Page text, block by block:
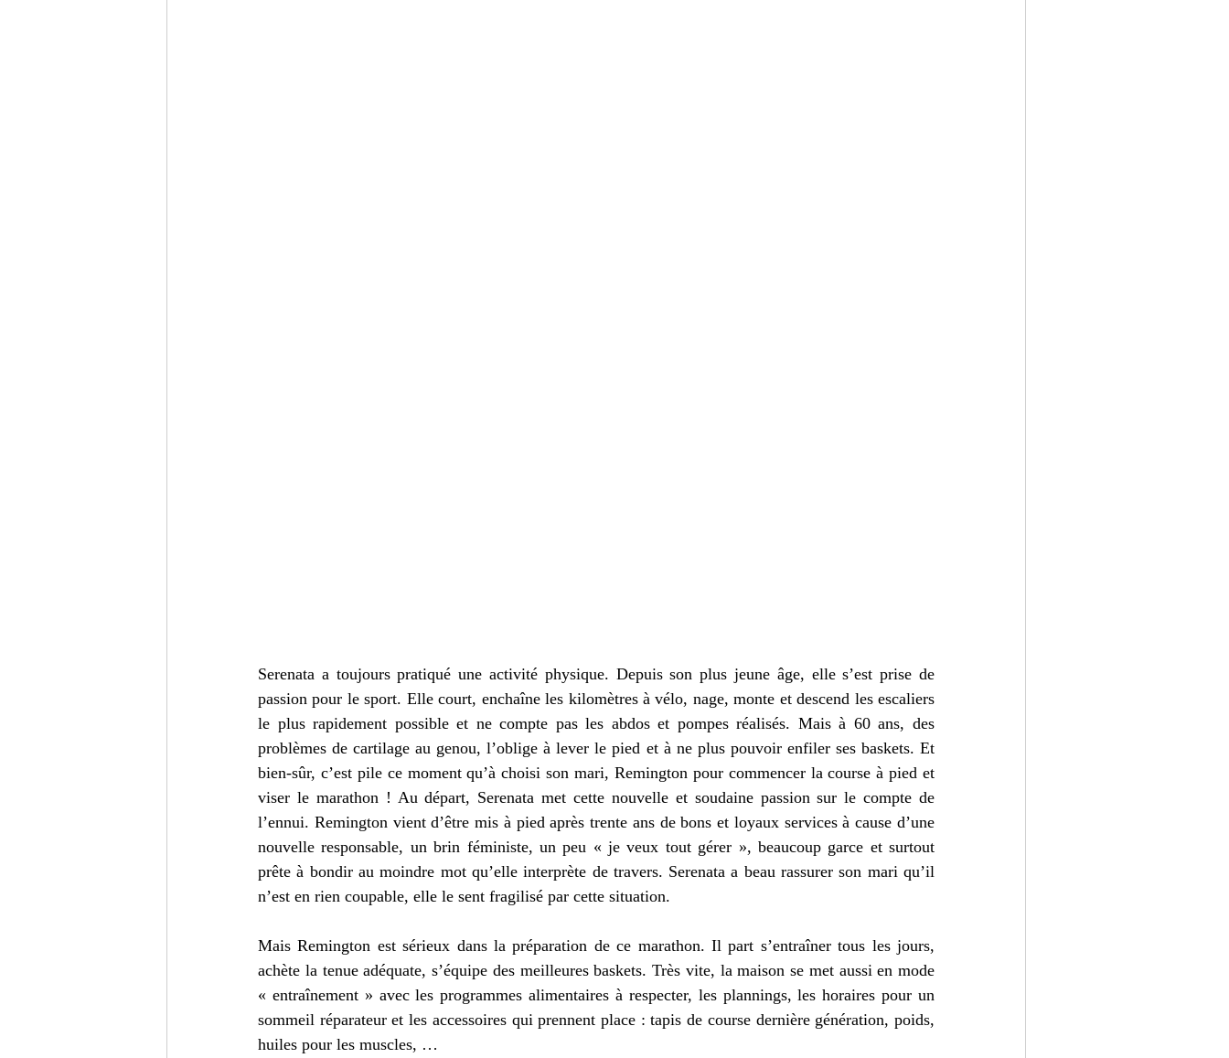
Serenata a toujours pratiqué une activité physique. Depuis son plus jeune âge, elle s’est prise de
passion pour le sport. Elle court, enchaîne les kilomètres à vélo, nage, monte et descend les escaliers
le plus rapidement possible et ne compte pas les abdos et pompes réalisés. Mais à 60 ans, des
problèmes de cartilage au genou, l’oblige à lever le pied et à ne plus pouvoir enfiler ses baskets. Et
bien-sûr, c’est pile ce moment qu’à choisi son mari, Remington pour commencer la course à pied et
viser le marathon ! Au départ, Serenata met cette nouvelle et soudaine passion sur le compte de
l’ennui. Remington vient d’être mis à pied après trente ans de bons et loyaux services à cause d’une
nouvelle responsable, un brin féministe, un peu « je veux tout gérer », beaucoup garce et surtout
prête à bondir au moindre mot qu’elle interprète de travers. Serenata a beau rassurer son mari qu’il
n’est en rien coupable, elle le sent fragilisé par cette situation.
Mais Remington est sérieux dans la préparation de ce marathon. Il part s’entraîner tous les jours,
achète la tenue adéquate, s’équipe des meilleures baskets. Très vite, la maison se met aussi en mode
« entraînement » avec les programmes alimentaires à respecter, les plannings, les horaires pour un
sommeil réparateur et les accessoires qui prennent place : tapis de course dernière génération, poids,
huiles pour les muscles, …